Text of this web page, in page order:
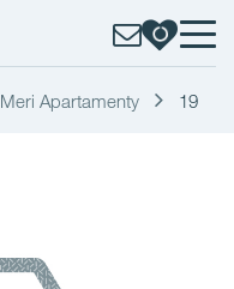
Meri Apartamenty 19